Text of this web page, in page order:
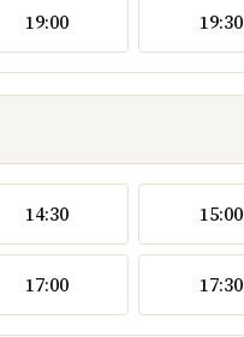
19:00 19:30
14:30 15:00
17:00 17:30